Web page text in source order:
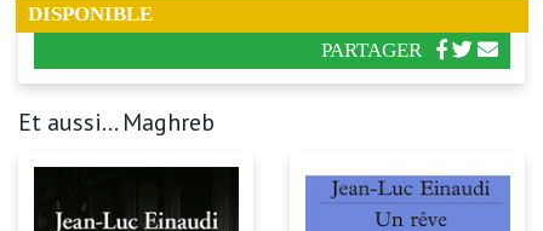
DISPONIBLE
PARTAGER
Et aussi... Maghreb